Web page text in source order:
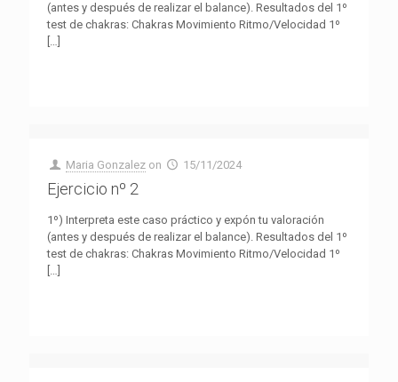
(antes y después de realizar el balance). Resultados del 1º
test de chakras: Chakras Movimiento Ritmo/Velocidad 1º
[…]
Maria Gonzalez on 15/11/2024
Ejercicio nº 2
1º) Interpreta este caso práctico y expón tu valoración
(antes y después de realizar el balance). Resultados del 1º
test de chakras: Chakras Movimiento Ritmo/Velocidad 1º
[…]